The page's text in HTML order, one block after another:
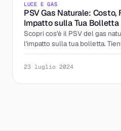
LUCE E GAS
PSV Gas Naturale: Costo,
Impatto sulla Tua Bolletta
Scopri cos'è il PSV del gas
l'impatto sulla tua bolletta.
sulle tariffe migliori!
23 luglio 2024